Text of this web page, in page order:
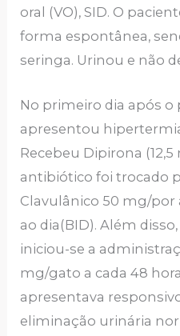
oral (VO), SID. O
forma espontânea,
seringa. Urinou e não
No primeiro dia após
apresentou
Recebeu Dipirona (12,5
antibiótico foi trocado
Clavulânico 50 mg/por
ao dia(BID). Além
iniciou-se a
mg/gato a cada 48
apresentava
eliminação urinária